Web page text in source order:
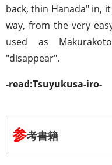
back, thin Hanada" in,
way, from the very
used as
"disappear".
-read:Tsuyukusa-iro-
参考書籍